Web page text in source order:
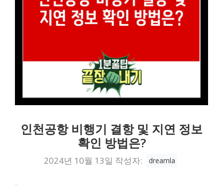
인천공항 비행기 결항 및 지연 정보
확인 방법은?
2024년 10월 13일 작성자: dreamla